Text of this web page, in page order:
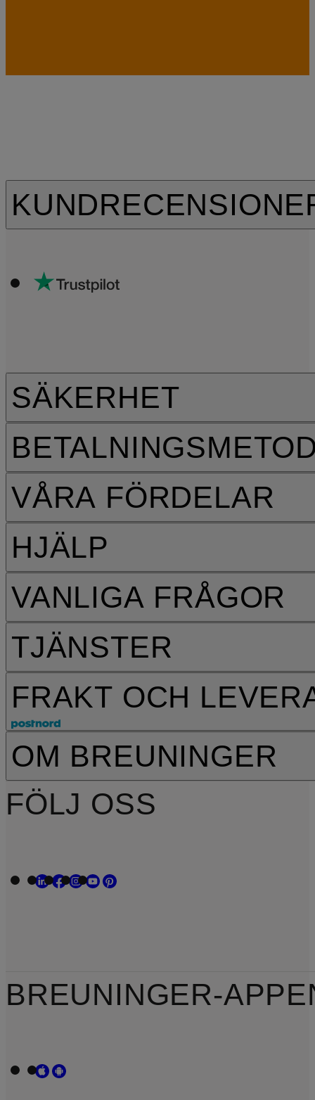
HJÄLP
VANLIGA FRÅGOR
TJÄNSTER
FRAKT OCH
SÄKERHET
VÅRA FÖRDELAR
OM BREUNINGER
FÖLJ OSS
BREUNINGER-